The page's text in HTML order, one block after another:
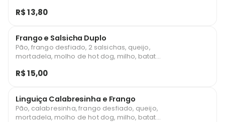
R$ 13,80
Frango e Salsicha Duplo
Pão, frango desfiado, 2 salsichas, queijo,
mortadela, molho de hot dog, milho, batata
R$ 15,00
Linguiça Calabresinha e Frango
Pão, calabresinha, frango desfiado, queijo,
mortadela, molho de hot dog, milho, batata